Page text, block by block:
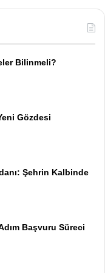
Bilinmeli?
Gözdesi
Şehrin Kalbinde
Başvuru Süreci